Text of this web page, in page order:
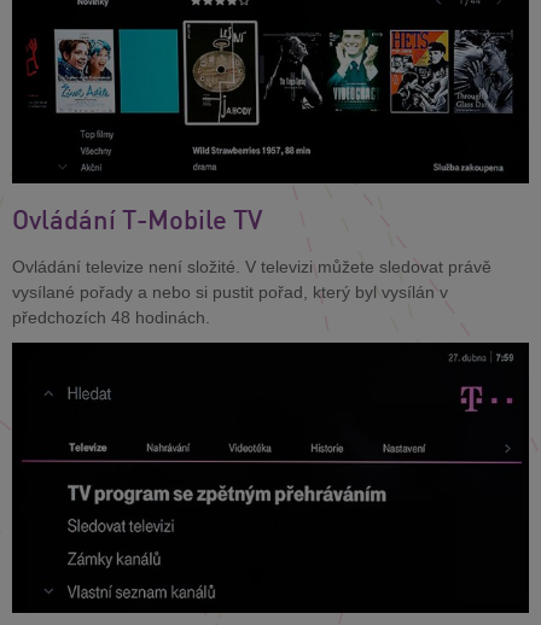
Ovládání T-Mobile TV
Ovládání televize není složité. V televizi můžete sledovat právě
vysílané pořady a nebo si pustit pořad, který byl vysílán v
předchozích 48 hodinách.